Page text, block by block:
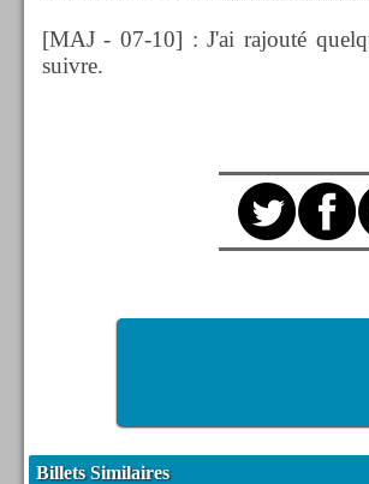
[MAJ - 07-10] : J'ai rajouté
suivre.
Billets Similaires